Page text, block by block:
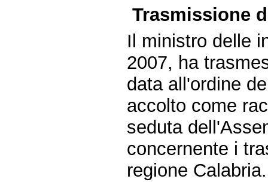
Trasmissione
Il ministro delle
2007, ha
data all'ordine
accolto come
seduta
concernente i
regione Calabria.